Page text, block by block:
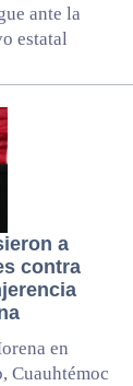
ante la
estatal
a
contra
en
Cuauhtémoc